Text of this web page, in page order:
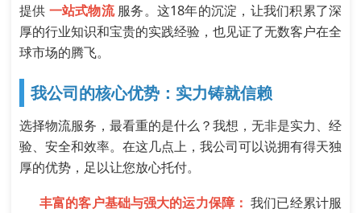
提供 一站式物流服务。这18年的沉淀，让我们积累了深
厚的行业知识和宝贵的实践经验，也见证了无数客户在全
球市场的腾飞。
我公司的核心优势：实力铸就信赖
选择物流服务，最看重的是什么？我想，无非是实力、经
验、安全和效率。在这几点上，我公司可以说拥有得天独
厚的优势，足以让您放心托付。
丰富的客户基础与强大的运力保障：我们已经累计服